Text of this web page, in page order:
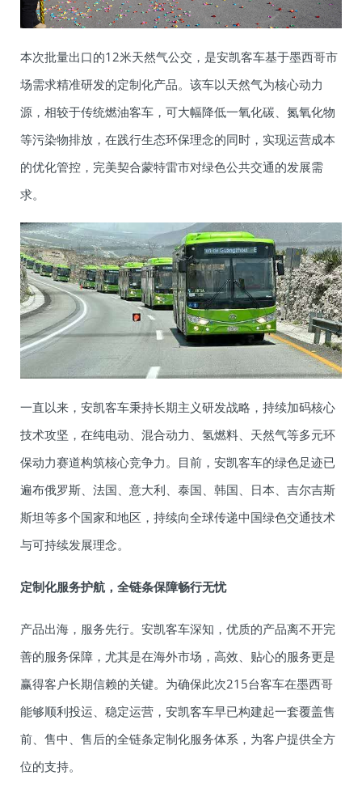
本次批量出口的12米天然气公交，是安凯客车基于墨西哥市
场需求精准研发的定制化产品。该车以天然气为核心动力
源，相较于传统燃油客车，可大幅降低一氧化碳、氮氧化物
等污染物排放，在践行生态环保理念的同时，实现运营成本
的优化管控，完美契合蒙特雷市对绿色公共交通的发展需
求。
一直以来，安凯客车秉持长期主义研发战略，持续加码核心
技术攻坚，在纯电动、混合动力、氢燃料、天然气等多元环
保动力赛道构筑核心竞争力。目前，安凯客车的绿色足迹已
遍布俄罗斯、法国、意大利、泰国、韩国、日本、吉尔吉斯
斯坦等多个国家和地区，持续向全球传递中国绿色交通技术
与可持续发展理念。
定制化服务护航，全链条保障畅行无忧
产品出海，服务先行。安凯客车深知，优质的产品离不开完
善的服务保障，尤其是在海外市场，高效、贴心的服务更是
赢得客户长期信赖的关键。为确保此次215台客车在墨西哥
能够顺利投运、稳定运营，安凯客车早已构建起一套覆盖售
前、售中、售后的全链条定制化服务体系，为客户提供全方
位的支持。